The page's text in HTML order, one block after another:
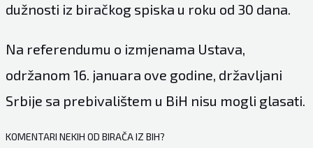
dužnosti iz biračkog spiska u roku od 30 dana.
Na referendumu o izmjenama Ustava,
održanom 16. januara ove godine, državljani
Srbije sa prebivalištem u BiH nisu mogli glasati.
KOMENTARI NEKIH OD BIRAČA IZ BIH?